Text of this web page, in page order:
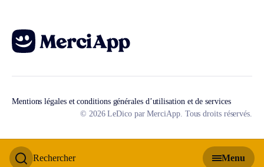
Rechercher Menu
Mentions légales et conditions générales d’utilisation et de services
© 2026 LeDico par MerciApp. Tous droits réservés.